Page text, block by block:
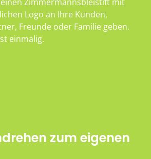
Logo an Ihre Kunden,
Freunde oder Familie geben.
einmalig.
zum eigenen